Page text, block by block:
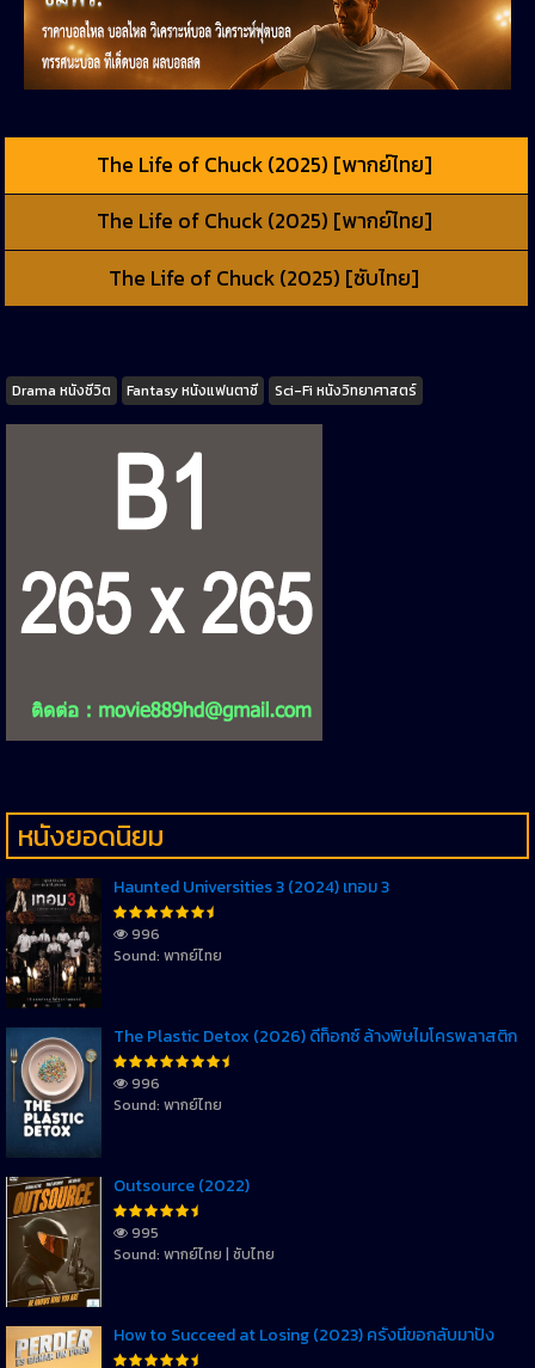
The Life of Chuck (2025) [พากย์ไทย]
The Life of Chuck (2025) [พากย์ไทย]
The Life of Chuck (2025) [ซับไทย]
Tags
Drama หนังชีวิต Fantasy หนังแฟนตาซี Sci-Fi หนังวิทยาศาสตร์
หนังยอดนิยม
Haunted Universities 3 (2024) เทอม 3
996
Sound: พากย์ไทย
The Plastic Detox (2026) ดีท็อกซ์ ล้างพิษไมโครพลาสติก
996
Sound: พากย์ไทย
Outsource (2022)
995
Sound: พากย์ไทย | ซับไทย
How to Succeed at Losing (2023) ครั้งนี้ขอกลับมาปัง